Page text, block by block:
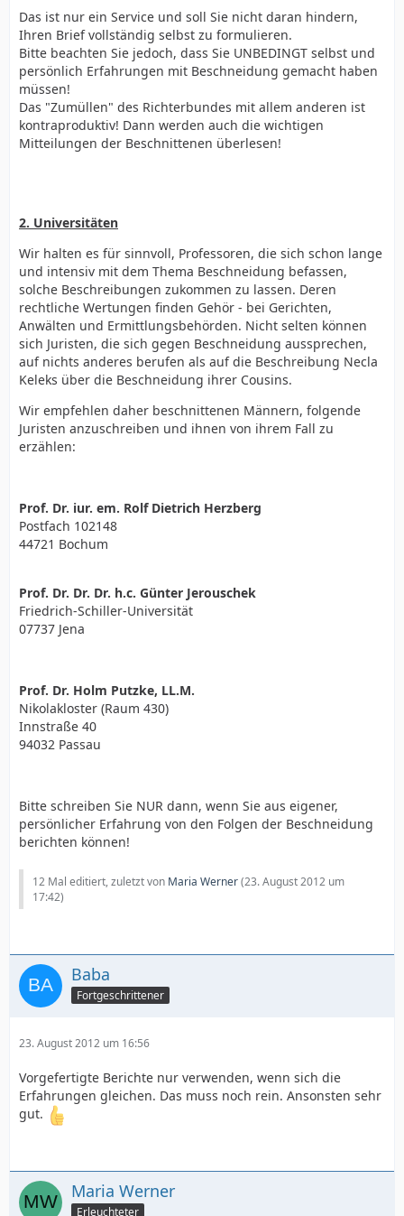
Das ist nur ein Service und soll Sie nicht daran hindern,
Ihren Brief vollständig selbst zu formulieren.
Bitte beachten Sie jedoch, dass Sie UNBEDINGT selbst und
persönlich Erfahrungen mit Beschneidung gemacht haben
müssen!
Das "Zumüllen" des Richterbundes mit allem anderen ist
kontraproduktiv! Dann werden auch die wichtigen
Mitteilungen der Beschnittenen überlesen!
2. Universitäten
Wir halten es für sinnvoll, Professoren, die sich schon lange
und intensiv mit dem Thema Beschneidung befassen,
solche Beschreibungen zukommen zu lassen. Deren
rechtliche Wertungen finden Gehör - bei Gerichten,
Anwälten und Ermittlungsbehörden. Nicht selten können
sich Juristen, die sich gegen Beschneidung aussprechen,
auf nichts anderes berufen als auf die Beschreibung Necla
Keleks über die Beschneidung ihrer Cousins.
Wir empfehlen daher beschnittenen Männern, folgende
Juristen anzuschreiben und ihnen von ihrem Fall zu
erzählen:
Prof. Dr. iur. em. Rolf Dietrich Herzberg
Postfach 102148
44721 Bochum
Prof. Dr. Dr. Dr. h.c. Günter Jerouschek
Friedrich-Schiller-Universität
07737 Jena
Prof. Dr. Holm Putzke, LL.M.
Nikolakloster (Raum 430)
Innstraße 40
94032 Passau
Bitte schreiben Sie NUR dann, wenn Sie aus eigener,
persönlicher Erfahrung von den Folgen der Beschneidung
berichten können!
12 Mal editiert, zuletzt von Maria Werner(23. August 2012 um
17:42)
Baba
Fortgeschrittener
23. August 2012 um 16:56
Vorgefertigte Berichte nur verwenden, wenn sich die
Erfahrungen gleichen. Das muss noch rein. Ansonsten sehr
gut.
Maria Werner
Erleuchteter